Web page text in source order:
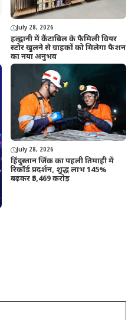
July 28, 2026
हल्द्वानी में कैंटाबिल के फैमिली वियर
स्टोर खुलने से ग्राहकों को मिलेगा फैशन
का नया अनुभव
July 28, 2026
हिंदुस्तान जिंक का पहली तिमाही में
रिकॉर्ड प्रदर्शन, शुद्ध लाभ 145%
बढ़कर ₹5,469 करोड़